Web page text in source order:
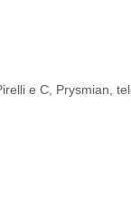
e C Prysmian ,